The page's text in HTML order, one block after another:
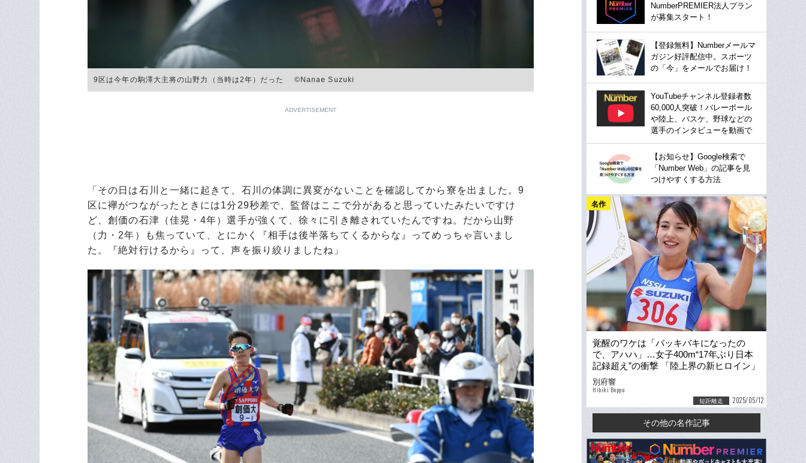
9区は今年の駒澤大主将の山野力（当時は2年）だった ©Nanae Suzuki
ADVERTISEMENT
「その日は石川と一緒に起きて、石川の体調に異変がないことを確認してから寮を出ました。9
区に襷がつながったときには1分29秒差で、監督はここで分があると思っていたみたいですけ
ど、創価の石津（佳晃・4年）選手が強くて、徐々に引き離されていたんですね。だから山野
（力・2年）も焦っていて、とにかく『相手は後半落ちてくるからな』ってめっちゃ言いまし
た。『絶対行けるから』って、声を振り絞りましたね」
NumberPREMIER法人プラン
が募集スタート！
【登録無料】Numberメールマ
ガジン好評配信中。スポーツ
の「今」をメールでお届け！
YouTubeチャンネル登録者数
60,000人突破！バレーボール
や陸上、バスケ、野球などの
選手のインタビューを動画で
【お知らせ】Google検索で
「Number Web」の記事を見
つけやすくする方法
名作
覚醒のワケは「バッキバキになったの
で、アハハ」…女子400m“17年ぶり日本
記録超え”の衝撃 「陸上界の新ヒロイン」
フロレス・アリエ（20歳）とは何者か
別府響
Hibiki Beppu
短距離走 2025/05/12
その他の名作記事